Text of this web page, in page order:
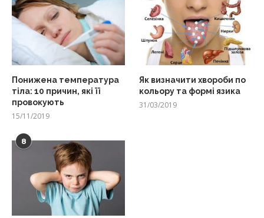
Понижена температура
тіла: 10 причин, які її
провокують
15/11/2019
Як визначити хвороби по
кольору та формі язика
31/03/2019
8